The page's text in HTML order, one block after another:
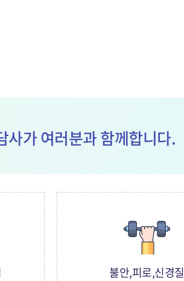
사가 여러분과 함께합니다.
불안,피로,신경질